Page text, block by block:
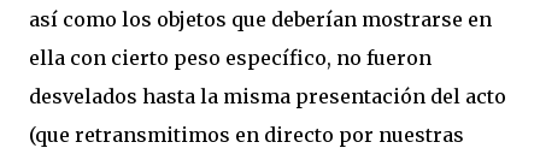
así como los objetos que deberían mostrarse en
ella con cierto peso específico, no fueron
desvelados hasta la misma presentación del acto
(que retransmitimos en directo por nuestras